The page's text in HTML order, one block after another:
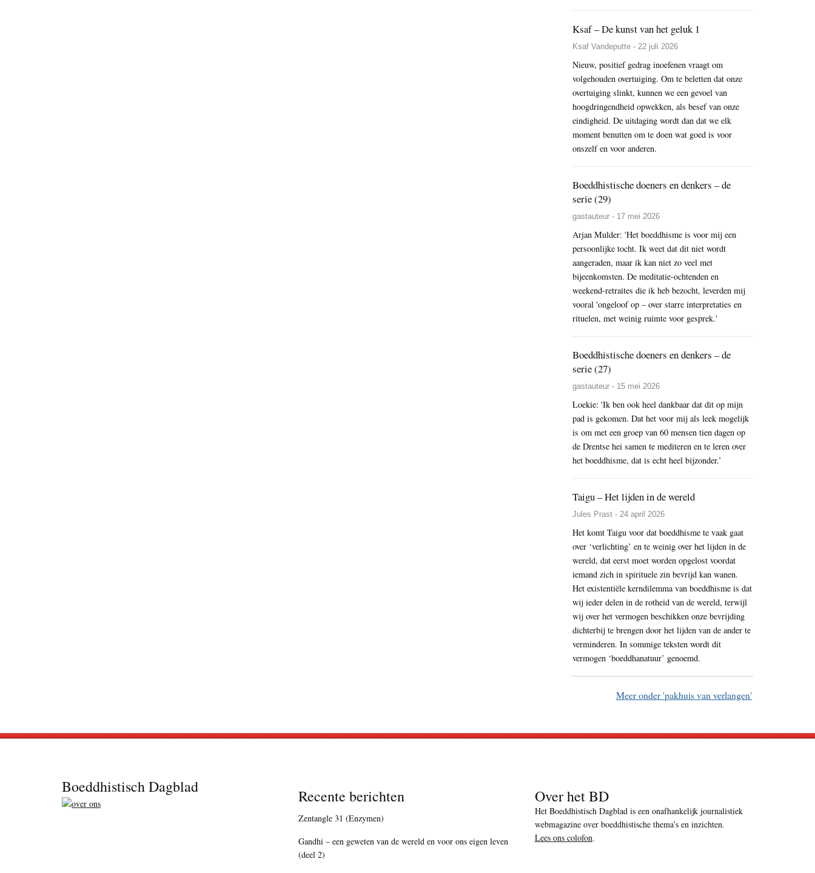
Ksaf – De kunst van het geluk 1
Ksaf Vandeputte - 22 juli 2026
Nieuw, positief gedrag inoefenen vraagt om
volgehouden overtuiging. Om te beletten dat onze
overtuiging slinkt, kunnen we een gevoel van
hoogdringendheid opwekken, als besef van onze
eindigheid. De uitdaging wordt dan dat we elk
moment benutten om te doen wat goed is voor
onszelf en voor anderen.
Boeddhistische doeners en denkers – de
serie (29)
gastauteur - 17 mei 2026
Arjan Mulder: 'Het boeddhisme is voor mij een
persoonlijke tocht. Ik weet dat dit niet wordt
aangeraden, maar ik kan niet zo veel met
bijeenkomsten. De meditatie-ochtenden en
weekend-retraites die ik heb bezocht, leverden mij
vooral 'ongeloof op – over starre interpretaties en
rituelen, met weinig ruimte voor gesprek.'
Boeddhistische doeners en denkers – de
serie (27)
gastauteur - 15 mei 2026
Loekie: 'Ik ben ook heel dankbaar dat dit op mijn
pad is gekomen. Dat het voor mij als leek mogelijk
is om met een groep van 60 mensen tien dagen op
de Drentse hei samen te mediteren en te leren over
het boeddhisme, dat is echt heel bijzonder.’
Taigu – Het lijden in de wereld
Jules Prast - 24 april 2026
Het komt Taigu voor dat boeddhisme te vaak gaat
over ‘verlichting’ en te weinig over het lijden in de
wereld, dat eerst moet worden opgelost voordat
iemand zich in spirituele zin bevrijd kan wanen.
Het existentiële kerndilemma van boeddhisme is dat
wij ieder delen in de rotheid van de wereld, terwijl
wij over het vermogen beschikken onze bevrijding
dichterbij te brengen door het lijden van de ander te
verminderen. In sommige teksten wordt dit
vermogen ‘boeddhanatuur’ genoemd.
Meer onder 'pakhuis van verlangen'
Boeddhistisch Dagblad Recente berichten
Zentangle 31 (Enzymen)
Gandhi – een geweten van de wereld en voor ons eigen leven
(deel 2)
Over het BD
Het Boeddhistisch Dagblad is een onafhankelijk journalistiek
webmagazine over boeddhistische thema’s en inzichten.
Lees ons colofon.